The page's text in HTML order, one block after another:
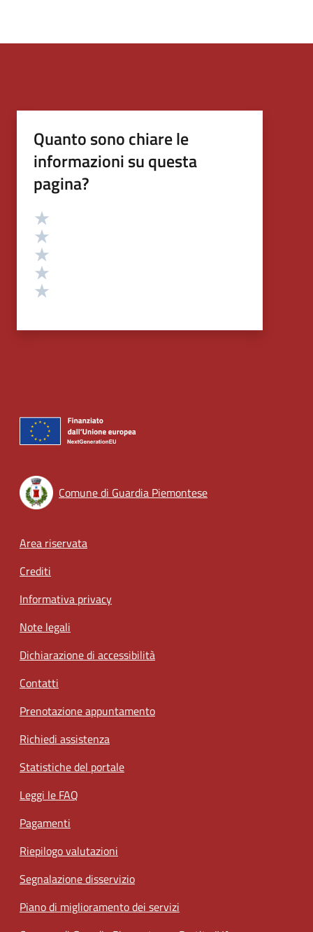
Quanto sono chiare le
informazioni su questa
pagina?
Valutazione
Comune di Guardia Piemontese
Footer menu
Area riservata
Crediti
Informativa privacy
Note legali
Dichiarazione di accessibilità
Contatti
Prenotazione appuntamento
Richiedi assistenza
Statistiche del portale
Leggi le FAQ
Pagamenti
Riepilogo valutazioni
Segnalazione disservizio
Piano di miglioramento dei servizi